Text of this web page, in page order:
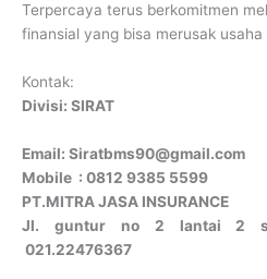
Terpercaya terus berkomitmen
finansial yang bisa merusak usaha
Kontak:
Divisi: SIRAT
Email: Siratbms90@gmail.com
Mobile : 0812 9385 5599
PT.MITRA JASA INSURANCE
Jl. guntur no 2 lantai 2
021.22476367